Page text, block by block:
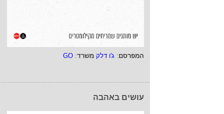
המפרסם: ג'ו דלק משרד:
GO
עושים באהבה